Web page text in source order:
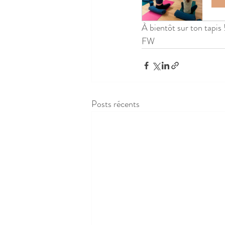
À bientôt sur ton tapis
FW
Posts récents